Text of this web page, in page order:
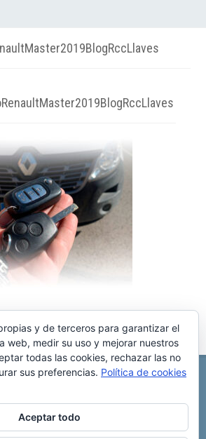
DE COCHE
C/ Virgen del pilar, 6 ,
Reparación Centralita De Coche
y de terceros para garantizar el
web, medir su uso y mejorar nuestros
todas las cookies, rechazar las no
sus preferencias. Política de cookies
Aceptar todo